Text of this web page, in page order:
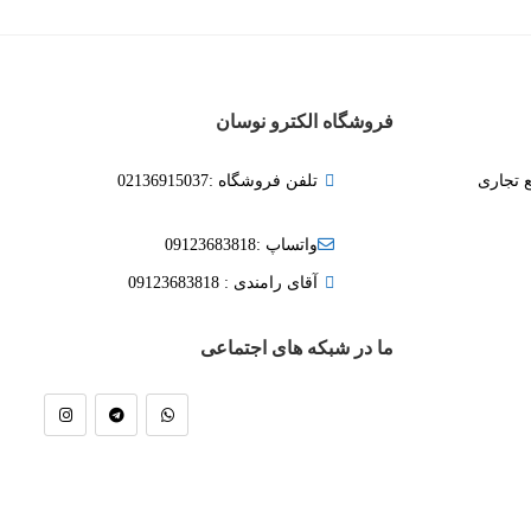
تجاری
فروشگاه الکترو نوسان
تلفن فروشگاه :02136915037
واتساپ :09123683818
آقای رامندی : 09123683818
ما در شبکه های اجتماعی